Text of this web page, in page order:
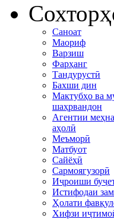
Саноат
Маориф
Варзиш
Фарҳанг
Тандурустӣ
Бахши дин
Мактубҳо ва
шаҳрвандон
Агентии
аҳолӣ
Меъморӣ
Матбуот
Сайёҳӣ
Сармоягузорӣ
Иҷроиши
Истифодаи
Ҳолати
Хифзи